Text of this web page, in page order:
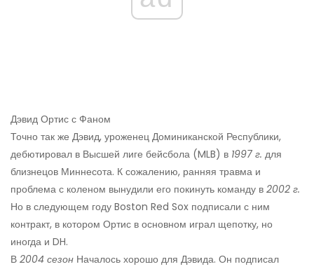
Дэвид Ортис с Фаном
Точно так же Дэвид, уроженец Доминиканской Республики,
дебютировал в Высшей лиге бейсбола (MLB) в 1997 г. для
близнецов Миннесота. К сожалению, ранняя травма и
проблема с коленом вынудили его покинуть команду в 2002 г.
Но в следующем году Boston Red Sox подписали с ним
контракт, в котором Ортис в основном играл щепотку, но
иногда и DH.
В 2004 сезон Началось хорошо для Дэвида. Он подписал